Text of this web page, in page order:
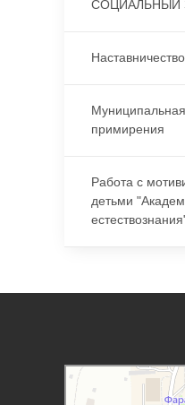
СОЦИАЛЬНЫЙ
Наставничество
примирения
Работа с
детьми
Дорогобужский дом
Дом культуры в
Дополнительное